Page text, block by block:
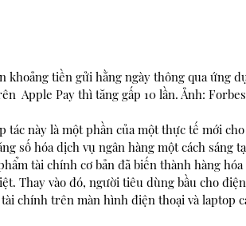
tiền gửi hằng ngày thông qua ứng
Apple Pay thì tăng gấp 10 lần. Ảnh: Forbes
tác này là một phần của một thực tế mới
số hóa dịch vụ ngân hàng một cách sáng
tài chính cơ bản đã biến thành hàng
Thay vào đó, người tiêu dùng bầu cho
chính trên màn hình điện thoại và laptop